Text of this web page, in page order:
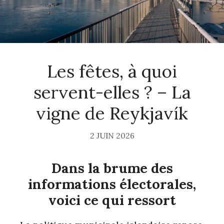
Les fêtes, à quoi
servent-elles ? – La
vigne de Reykjavík
2 JUIN 2026
Dans la brume des
informations électorales,
voici ce qui ressort